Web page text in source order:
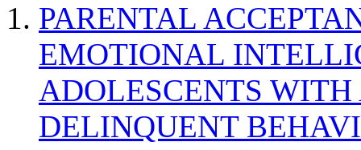
PARENTAL
EMOTIONAL
ADOLESCENTS
DELINQUENT